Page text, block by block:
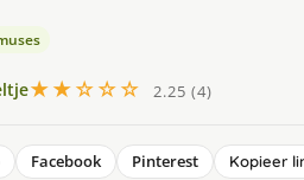
★★☆☆☆ 2.25 (4)
Facebook Pinterest Kopieer